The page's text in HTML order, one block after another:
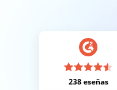
238 eseñas